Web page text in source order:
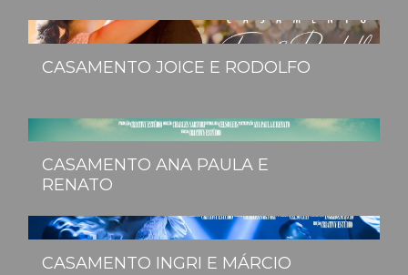
CASAMENTO JOICE E RODOLFO
CASAMENTO ANA PAULA E
RENATO
CASAMENTO INGRI E MÁRCIO